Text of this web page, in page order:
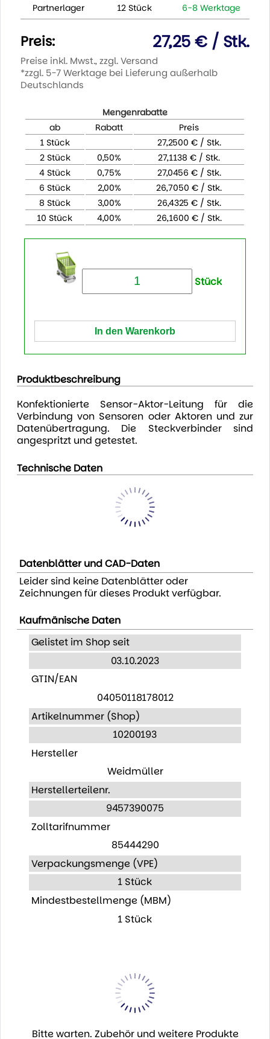
Partnerlager 12 Stück 6-8 Werktage
Preis: 27,25 € / Stk.
Preise inkl. Mwst., zzgl. Versand
*zzgl. 5-7 Werktage bei Lieferung außerhalb
Deutschlands
Mengenrabatte
ab
Rabatt
Preis
1 Stück
27,2500 € / Stk.
2 Stück
0,50%
27,1138 € / Stk.
4 Stück
0,75%
27,0456 € / Stk.
6 Stück
2,00%
26,7050 € / Stk.
8 Stück
3,00%
26,4325 € / Stk.
10 Stück
4,00% 26,1600 € / Stk.
Stück
Produktbeschreibung
Konfektionierte Sensor-Aktor-Leitung für die
Verbindung von Sensoren oder Aktoren und zur
Datenübertragung. Die Steckverbinder sind
angespritzt und getestet.
Technische Daten
Datenblätter und CAD-Daten
Leider sind keine Datenblätter oder
Zeichnungen für dieses Produkt verfügbar.
Kaufmänische Daten
Gelistet im Shop seit
03.10.2023
GTIN/EAN
04050118178012
Artikelnummer (Shop)
10200193
Hersteller
Weidmüller
Herstellerteilenr.
9457390075
Zolltarifnummer
85444290
Verpackungsmenge (VPE)
1 Stück
Mindestbestellmenge (MBM)
1 Stück
Bitte warten. Zubehör und weitere Produkte